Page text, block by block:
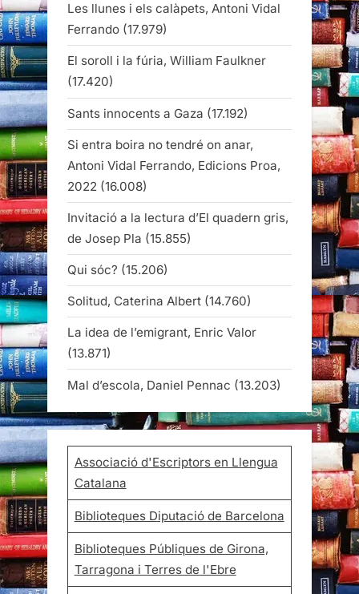
Les llunes i els calàpets, Antoni Vidal
Ferrando (17.979)
El soroll i la fúria, William Faulkner
(17.420)
Sants innocents a Gaza (17.192)
Si entra boira no tendré on anar,
Antoni Vidal Ferrando, Edicions Proa,
2022 (16.008)
Invitació a la lectura d’El quadern gris,
de Josep Pla (15.855)
Qui sóc? (15.206)
Solitud, Caterina Albert (14.760)
La idea de l’emigrant, Enric Valor
(13.871)
Mal d’escola, Daniel Pennac (13.203)
Associació d'Escriptors en Llengua
Catalana
Biblioteques Diputació de Barcelona
Biblioteques Públiques de Girona,
Tarragona i Terres de l'Ebre